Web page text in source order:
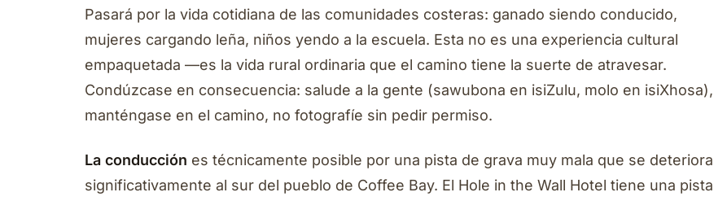
Pasará por la vida cotidiana de las comunidades costeras: ganado siendo conducido,
mujeres cargando leña, niños yendo a la escuela. Esta no es una experiencia cultural
empaquetada —es la vida rural ordinaria que el camino tiene la suerte de atravesar.
Condúzcase en consecuencia: salude a la gente (sawubona en isiZulu, molo en isiXhosa),
manténgase en el camino, no fotografíe sin pedir permiso.
La conducción es técnicamente posible por una pista de grava muy mala que se deteriora
significativamente al sur del pueblo de Coffee Bay. El Hole in the Wall Hotel tiene una pista